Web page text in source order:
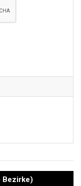
Bezirke)